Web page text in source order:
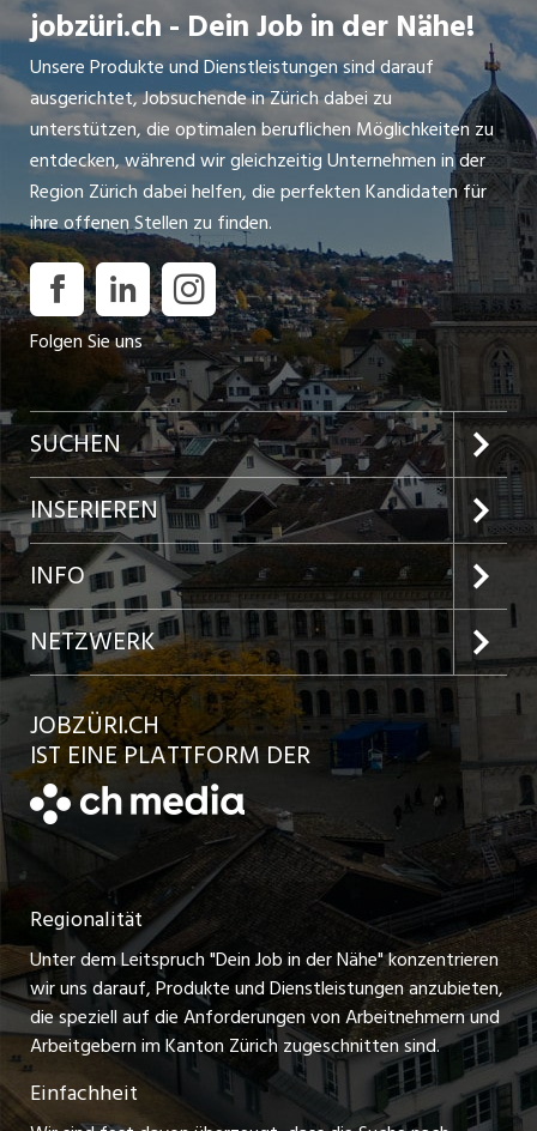
jobzüri.ch - Dein Job in der Nähe!
Unsere Produkte und Dienstleistungen sind darauf
ausgerichtet, Jobsuchende in Zürich dabei zu
unterstützen, die optimalen beruflichen Möglichkeiten zu
entdecken, während wir gleichzeitig Unternehmen in der
Region Zürich dabei helfen, die perfekten Kandidaten für
ihre offenen Stellen zu finden.
Folgen Sie uns
SUCHEN
Jobs im Kanton Zürich
Jobs in der Stadt Zürich
Jobs in der Stadt Winterthur
Jobs in der Stadt Bülach
Jobs in der Stadt Uster
Jobs in der Stadt Horgen
Festanstellungen
Temporäre Jobs
Freelance Jobs
Praktikum-Jobs
Lehrstellen
INSERIEREN
Preise und Leistungen
Inserat aufgeben
Kundenlogin
Schnittstelle
INFO
Team
Ratgeber
AGB
Datenschutzerklärung
Nutzungsbedingungen
Impressum
Stellenmeldepflicht
NETZWERK
jobbasel.ch
jobbern.ch
jobmittelland.ch
zentraljob.ch
myjob.ch
schaffu.ch (VS)
ajourjob.ch
JOBZÜRI.CH
IST EINE PLATTFORM DER
Regionalität
Unter dem Leitspruch "Dein Job in der Nähe" konzentrieren
wir uns darauf, Produkte und Dienstleistungen anzubieten,
die speziell auf die Anforderungen von Arbeitnehmern und
Arbeitgebern im Kanton Zürich zugeschnitten sind.
Einfachheit